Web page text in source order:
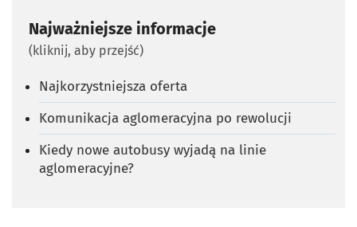
Najważniejsze informacje
(kliknij, aby przejść)
Najkorzystniejsza oferta
Komunikacja aglomeracyjna po rewolucji
Kiedy nowe autobusy wyjadą na linie
aglomeracyjne?